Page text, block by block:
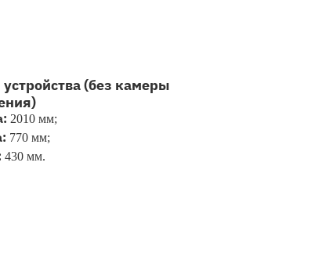
(без камеры
2010 мм;
770 мм;
430 мм.